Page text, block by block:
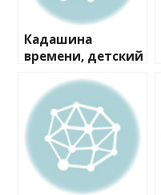
Кадашина
времени, детский